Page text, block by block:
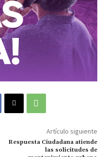
Artículo siguiente
Respuesta Ciudadana atiende
las solicitudes de